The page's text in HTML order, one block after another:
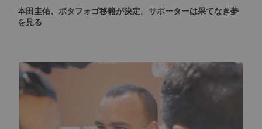
本田圭佑、ボタフォゴ移籍が決定。サポーターは果てなき夢
を見る